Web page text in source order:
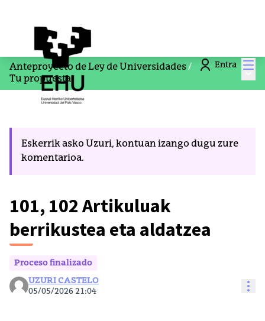
Entra
Anteproyecto de Ley de Universidades/
Tu propuesta
Eskerrik asko Uzuri, kontuan izango dugu zure
komentarioa.
101, 102 Artikuluak
berrikustea eta aldatzea
Proceso finalizado
UZURI CASTELO
05/05/2026 21:04